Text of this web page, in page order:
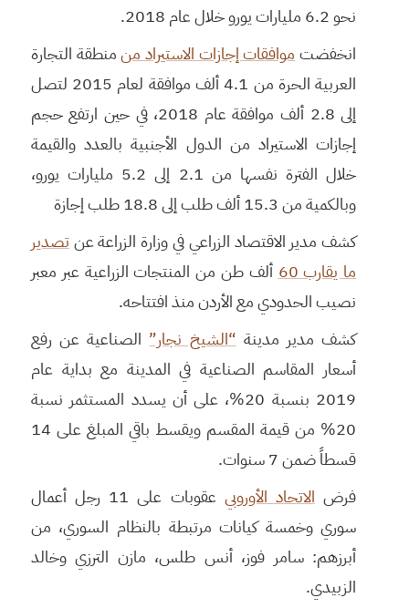
نحو 6.2 مليارات يورو خلال عام 2018.
انخفضتموافقات إجازات الاستيراد منمنطقة التجارة
العربية الحرة من 4.1 ألف موافقة لعام 2015 لتصل
إلى 2.8 ألف موافقة عام 2018، في حين ارتفع حجم
إجازات الاستيراد من الدول الأجنبية بالعدد والقيمة
خلال الفترة نفسها من 2.1 إلى 5.2 مليارات يورو،
وبالكمية من 15.3 ألف طلب إلى 18.8 طلب إجازة
كشف مدير الاقتصاد الزراعي في وزارة الزراعة عنتصدير
ما يقارب 60
ألف طن من المنتجات الزراعية عبر معبر
نصيب الحدودي مع الأردن منذ افتتاحه.
كشف مدير مدينة“الشيخ نجار”الصناعية عن رفع
أسعار المقاسم الصناعية في المدينة مع بداية عام
2019 بنسبة 20%، على أن يسدد المستثمر نسبة
20% من قيمة المقسم ويقسط باقي المبلغ على 14
قسطاً ضمن 7 سنوات.
فرضالاتحاد الأوروبي
عقوبات على 11 رجل أعمال
سوري وخمسة كيانات مرتبطة بالنظام السوري، من
أبرزهم: سامر فوز، أنس طلس، مازن الترزي وخالد
الزبيدي.